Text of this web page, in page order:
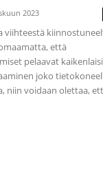
2023
viihteestä
että
pelaavat
joko
niin voidaan olettaa,